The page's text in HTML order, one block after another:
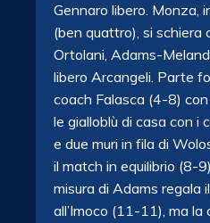
Gennaro libero. Monza,
(ben quattro), si schiera
Ortolani, Adams-
libero Arcangeli. Parte
coach Falasca (4-8)
le gialloblù di casa con i
e due muri in fila di
il match in equilibrio (8-
misura di Adams regala
all’Imoco (11-11), ma